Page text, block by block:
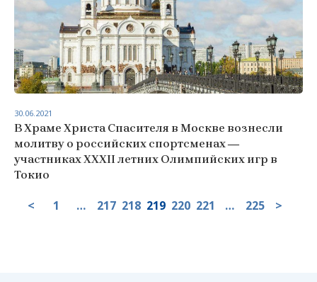
В Храме Христа Спасителя в Москве вознесли
молитву о российских спортсменах ―
участниках XXXII летних Олимпийских игр в
Токио
30.06.2021
< 1 … 217 218 219 220 221 … 225 >